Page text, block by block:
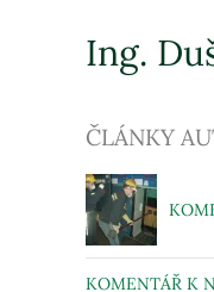
Ing.
ČLÁNKY
KOMENTÁŘ K